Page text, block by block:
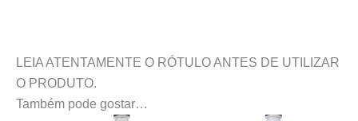
LEIA ATENTAMENTE O RÓTULO ANTES DE UTILIZAR
O PRODUTO.
Também pode gostar…